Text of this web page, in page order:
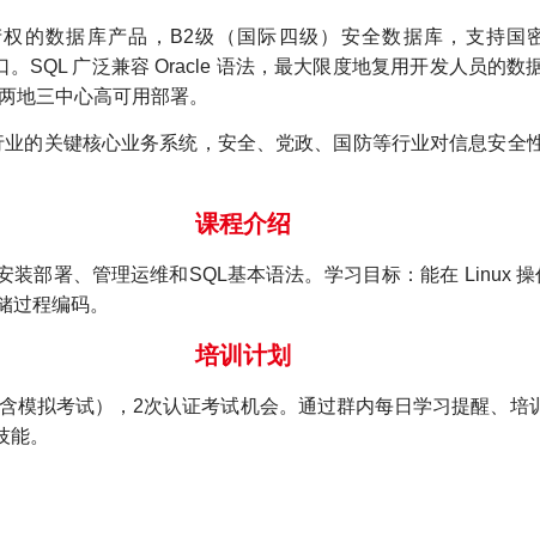
的数据库产品，B2级（国际四级）安全数据库，支持国
SQL 广泛兼容 Oracle 语法，最大限度地复用开发人员的
地三中心高可用部署。
的关键核心业务系统，安全、党政、国防等行业对信息安全
课程介绍
装部署、管理运维和SQL基本语法。学习目标：能在 Linux
程编码。
培训计划
模拟考试），2次认证考试机会。通过群内每日学习提醒、
。